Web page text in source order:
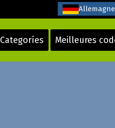
Categoríes Meilleures
Allemagne